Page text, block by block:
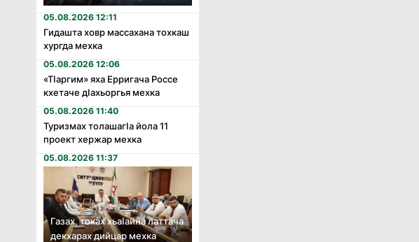
05.08.2026 12:11
Гидашта ховр массахана тохкаш
хургда мехка
05.08.2026 12:06
«Тӏаргим» яха Ерригача Россе
кхетаче дӏахьоргья мехка
05.08.2026 11:40
Туризмах толашагӏа йола 11
проект хержар мехка
05.08.2026 11:37
Газах, токах хьаӏайна латтача
декхарах дийцар мехка